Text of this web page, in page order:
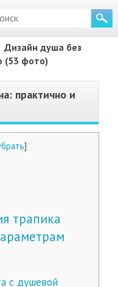
Дизайн душа без
(53 фото)
практично и
]
трапика
с душевой